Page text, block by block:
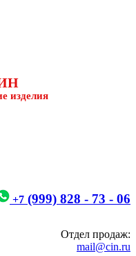
изделия
+7 (999) 828 - 73 - 06
Отдел продаж:
mail@cin.ru